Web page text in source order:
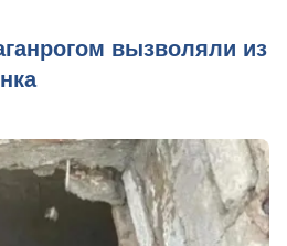
вызволяли из